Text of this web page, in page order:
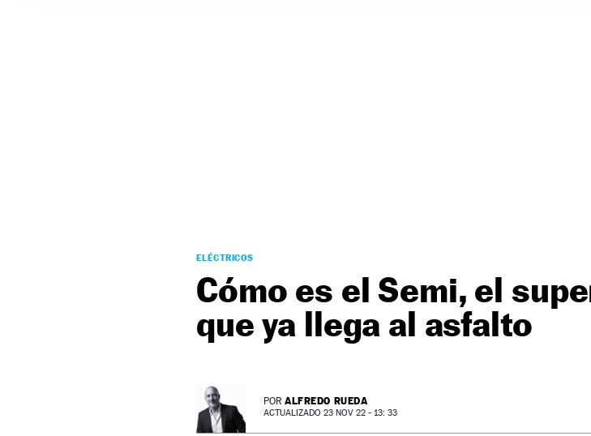
ELÉCTRICOS
Cómo es el Semi, el
que ya llega al asfalto
POR ALFREDO RUEDA
ACTUALIZADO 23 NOV 22 - 13: 33